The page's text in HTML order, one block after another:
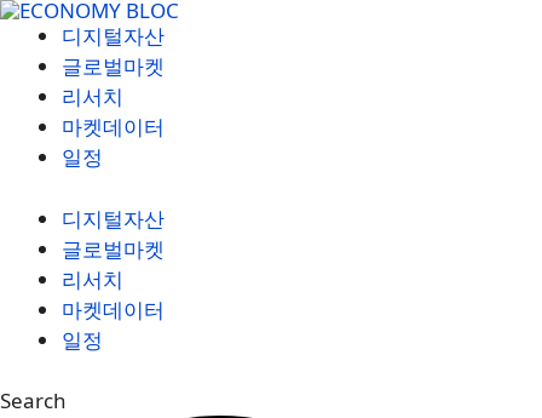
컨
디지털자산
글로벌마켓
리서치
마켓데이터
일정
디지털자산
글로벌마켓
리서치
마켓데이터
일정
Search